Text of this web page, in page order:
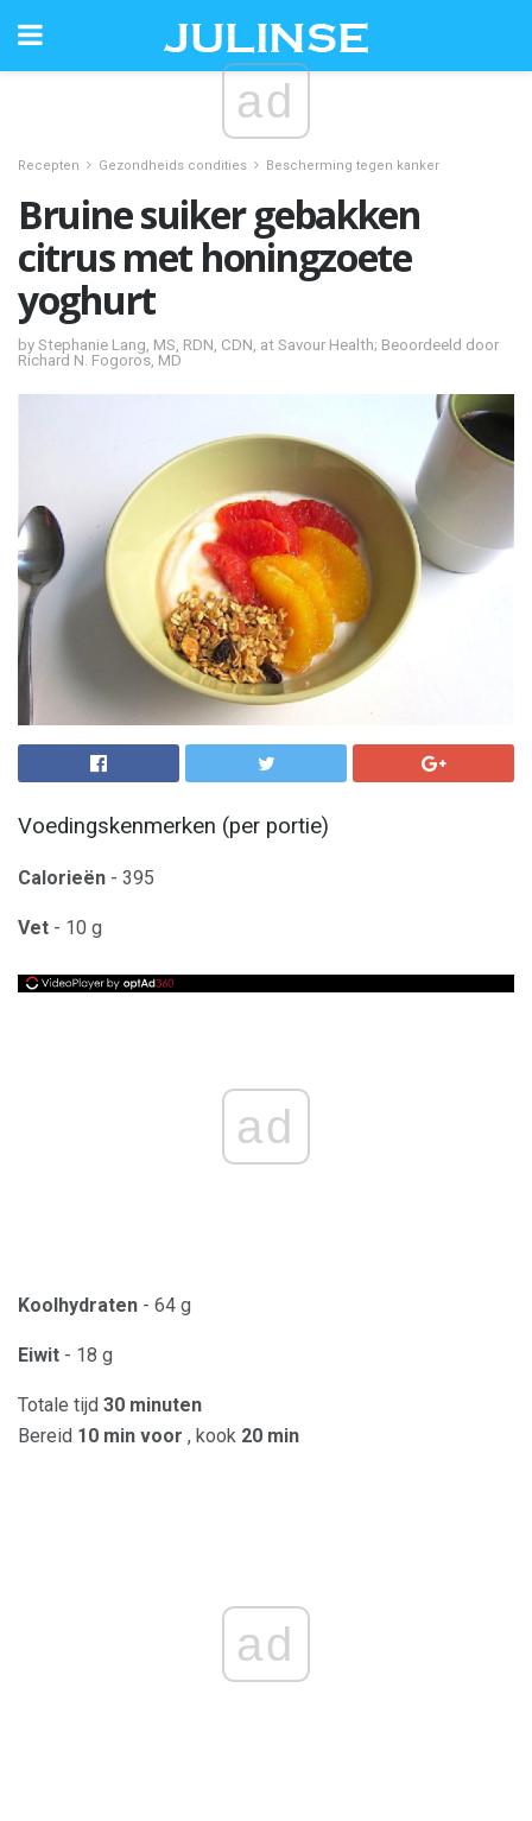
ad
Recepten Gezondheids condities Bescherming tegen kanker
Bruine suiker gebakken
citrus met honingzoete
yoghurt
by Stephanie Lang, MS, RDN, CDN, at Savour Health; Beoordeeld door
Richard N. Fogoros, MD
Voedingskenmerken (per portie)
Calorieën - 395
Vet - 10 g
ad
Koolhydraten - 64 g
Eiwit - 18 g
Totale tijd 30 minuten
Bereid 10 min voor , kook 20 min
ad